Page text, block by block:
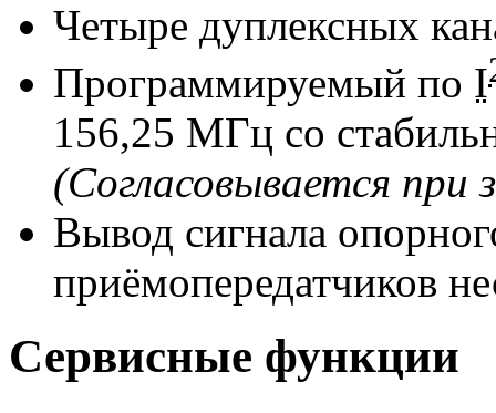
Четыре дуплексных
Программируемый по I
156,25 МГц со
(Согласовывается при
Вывод сигнала
приёмопередатчиков
Сервисные функции